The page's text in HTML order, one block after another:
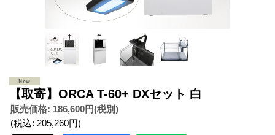
【取寄】ORCA T-60+ DXセット 白
販売価格: 186,600円(税別)
(税込: 205,260円)